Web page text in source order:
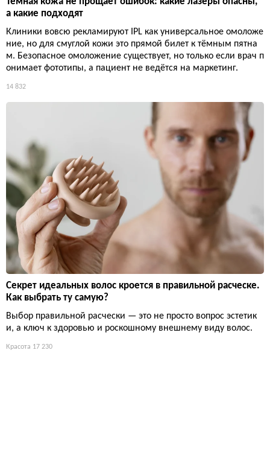
а какие подходят
Клиники вовсю рекламируют IPL как универсальное омоложе
ние, но для смуглой кожи это прямой билет к тёмным пятна
м. Безопасное омоложение существует, но только если врач п
онимает фототипы, а пациент не ведётся на маркетинг.
14 832
Секрет идеальных волос кроется в правильной расческе.
Как выбрать ту самую?
Выбор правильной расчески — это не просто вопрос эстетик
и, а ключ к здоровью и роскошному внешнему виду волос.
Красота 17 230